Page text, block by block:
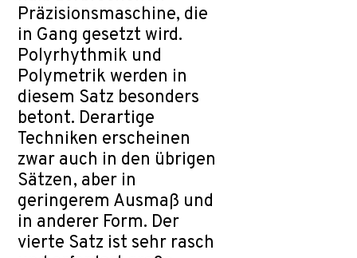
Präzisionsmaschine, die
in Gang gesetzt wird.
Polyrhythmik und
Polymetrik werden in
diesem Satz besonders
betont. Derartige
Techniken erscheinen
zwar auch in den übrigen
Sätzen, aber in
geringerem Ausmaß und
in anderer Form. Der
vierte Satz ist sehr rasch